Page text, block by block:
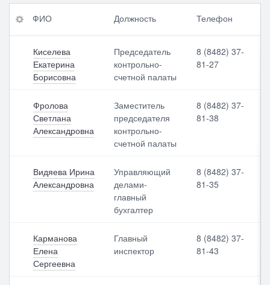
ФИ
До
лж
но
ФИО Должность Телефон
Киселева
Екатерина
Борисовна
Председатель
контрольно-
счетной палаты
8 (8482) 37-
81-27
Фролова
Светлана
Александровна
Заместитель
председателя
контрольно-
счетной палаты
8 (8482) 37-
81-38
Видяева Ирина
Александровна
Управляющий
делами-
главный
бухгалтер
8 (8482) 37-
81-35
Карманова
Елена
Сергеевна
Главный
инспектор
8 (8482) 37-
81-43